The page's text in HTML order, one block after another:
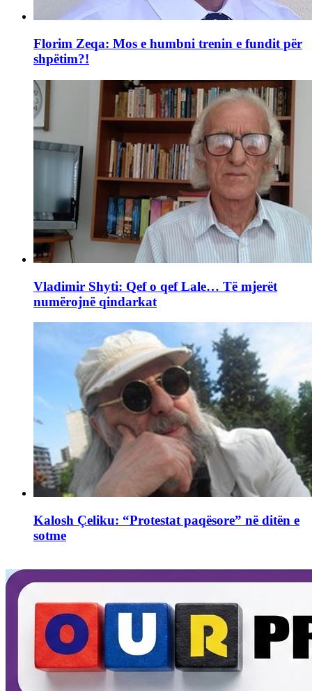
Florim Zeqa: Mos e humbni trenin e fundit për
shpëtim?!
Vladimir Shyti: Qef o qef Lale… Të mjerët
numërojnë qindarkat
Kalosh Çeliku: “Protestat paqësore” në ditën e
sotme